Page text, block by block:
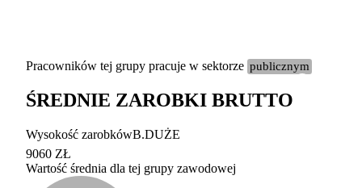
Etykieta
duży
100-200 tysięcy
Pracowników tej grupy pracuje w sektorze publicznym
ŚREDNIE ZAROBKI BRUTTO
Wysokość zarobkówB.DUŻE
9060 ZŁ
Wartość średnia dla tej grupy zawodowej